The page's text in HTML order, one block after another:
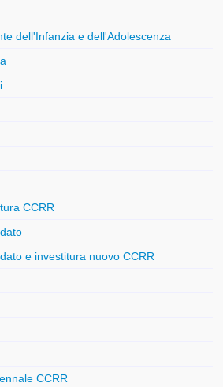
dell'Infanzia e dell'Adolescenza
CCRR
e investitura nuovo CCRR
CCRR